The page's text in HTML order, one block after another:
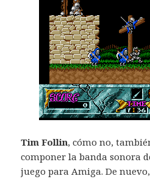
Tim Follin, cómo no,
componer la banda sonora
juego para Amiga. De